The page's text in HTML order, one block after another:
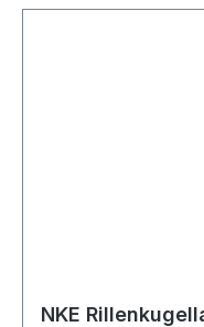
NKE